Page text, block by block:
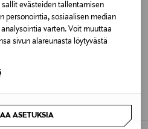
evästeiden tallentamisen
personointia, sosiaalisen median
varten. Voit muuttaa
sivun alareunasta löytyvästä
ASETUKSIA